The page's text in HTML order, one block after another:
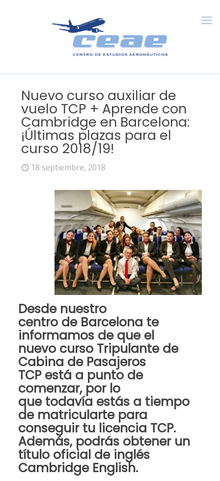
Nuevo curso auxiliar de
vuelo TCP + Aprende con
Cambridge en Barcelona:
¡Últimas plazas para el
curso 2018/19!
18 septiembre, 2018
Desde nuestro
centro deBarcelona te
informamos de que el
nuevo curso Tripulante de
Cabina de Pasajeros
TCPestá a punto de
comenzar, por lo
que todavía estás a tiempo
de matricularte para
conseguir tu licencia TCP.
Además, podrás obtener un
título oficial de inglés
Cambridge English.